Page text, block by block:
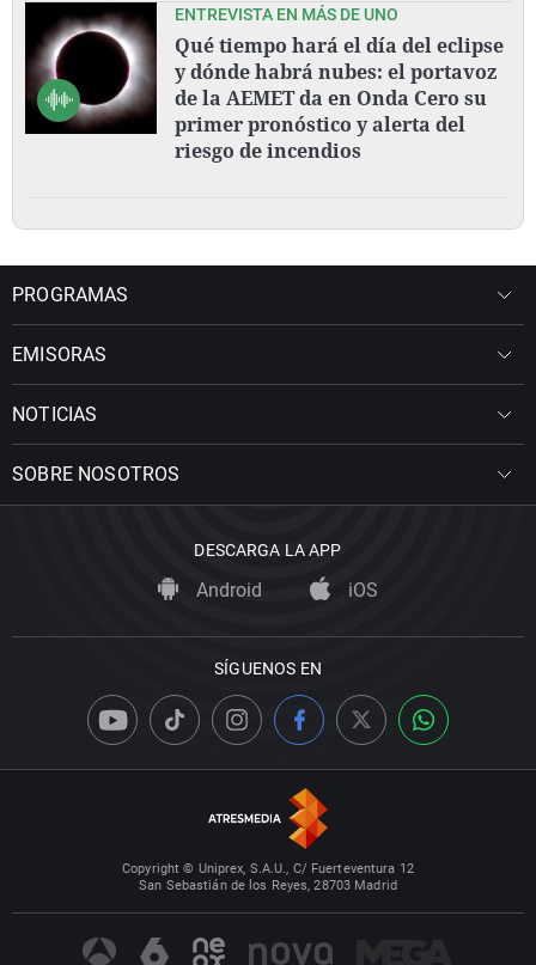
ENTREVISTA EN MÁS DE UNO
Qué tiempo hará el día del eclipse
y dónde habrá nubes: el portavoz
de la AEMET da en Onda Cero su
primer pronóstico y alerta del
riesgo de incendios
PROGRAMAS
EMISORAS
NOTICIAS
SOBRE NOSOTROS
DESCARGA LA APP
Android iOS
SÍGUENOS EN
Copyright © Uniprex, S.A.U., C/ Fuerteventura 12
San Sebastián de los Reyes, 28703 Madrid